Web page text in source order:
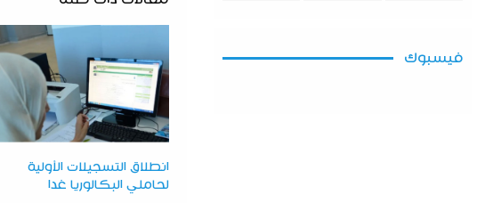
انطلاق التسجيلات الأولية
لحاملي البكالوريا غدا
فيسبوك